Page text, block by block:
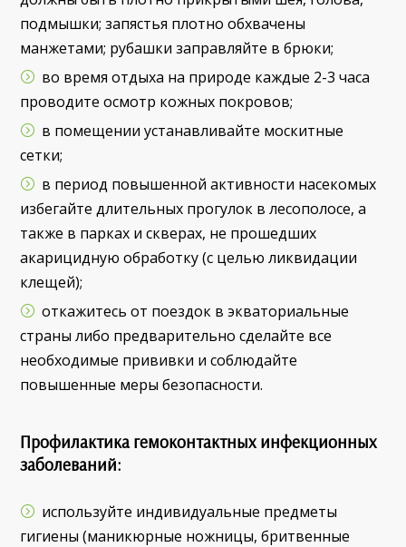
подмышки; запястья плотно обхвачены
манжетами; рубашки заправляйте в брюки;
во время отдыха на природе каждые 2-3 часа
проводите осмотр кожных покровов;
в помещении устанавливайте москитные
сетки;
в период повышенной активности насекомых
избегайте длительных прогулок в лесополосе, а
также в парках и скверах, не прошедших
акарицидную обработку (с целью ликвидации
клещей);
откажитесь от поездок в экваториальные
страны либо предварительно сделайте все
необходимые прививки и соблюдайте
повышенные меры безопасности.
Профилактика гемоконтактных инфекционных
заболеваний:
используйте индивидуальные предметы
гигиены (маникюрные ножницы, бритвенные